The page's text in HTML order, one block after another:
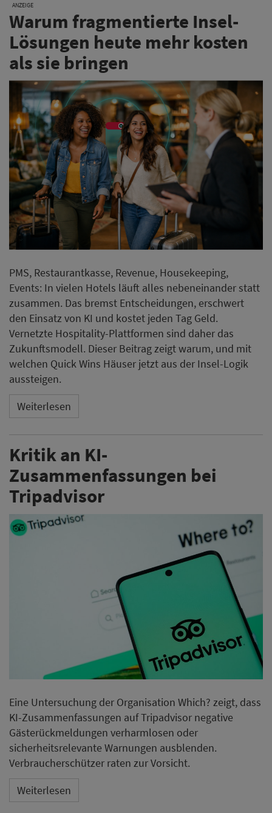
ANZEIGE
Warum fragmentierte Insel-
Lösungen heute mehr kosten
als sie bringen
PMS, Restaurantkasse, Revenue, Housekeeping,
Events: In vielen Hotels läuft alles nebeneinander statt
zusammen. Das bremst Entscheidungen, erschwert
den Einsatz von KI und kostet jeden Tag Geld.
Vernetzte Hospitality-Plattformen sind daher das
Zukunftsmodell. Dieser Beitrag zeigt warum, und mit
welchen Quick Wins Häuser jetzt aus der Insel-Logik
aussteigen.
Weiterlesen
Kritik an KI-
Zusammenfassungen bei
Tripadvisor
Eine Untersuchung der Organisation Which? zeigt, dass
KI-Zusammenfassungen auf Tripadvisor negative
Gästerückmeldungen verharmlosen oder
sicherheitsrelevante Warnungen ausblenden.
Verbraucherschützer raten zur Vorsicht.
Weiterlesen